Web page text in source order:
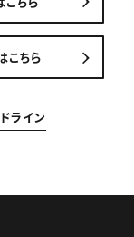
こちら
ライン